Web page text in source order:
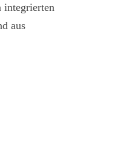
integrierten
aus